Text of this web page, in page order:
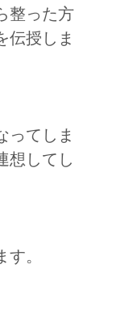
整った方
伝授しま
ってしま
想してし
。